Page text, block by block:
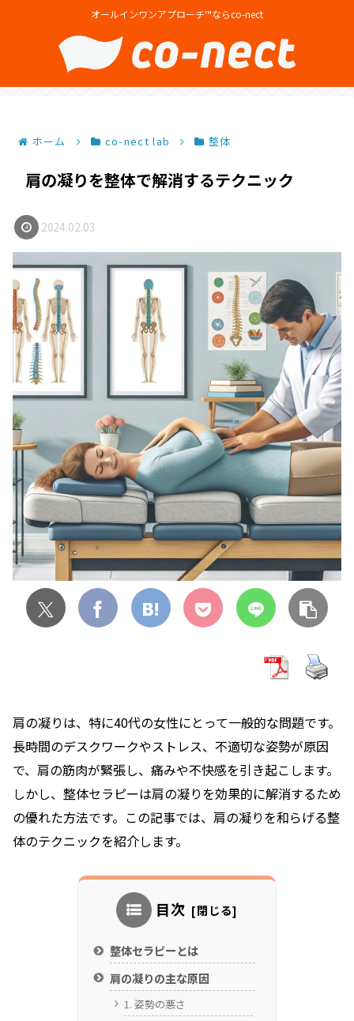
オールインワンアプローチ™ならco-nect
ホーム co-nect lab 整体
肩の凝りを整体で解消するテクニック
2024.02.03
肩の凝りは、特に40代の女性にとって一般的な問題です。
長時間のデスクワークやストレス、不適切な姿勢が原因
で、肩の筋肉が緊張し、痛みや不快感を引き起こします。
しかし、整体セラピーは肩の凝りを効果的に解消するため
の優れた方法です。この記事では、肩の凝りを和らげる整
体のテクニックを紹介します。
目次
整体セラピーとは
肩の凝りの主な原因
1. 姿勢の悪さ